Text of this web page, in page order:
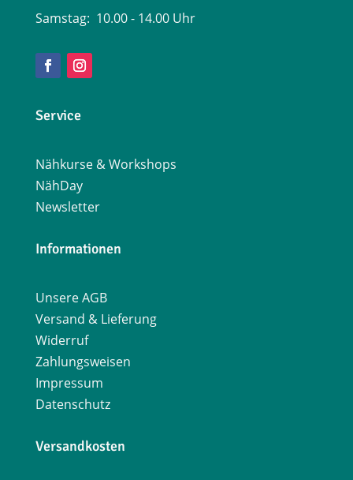
Samstag: 10.00 - 14.00 Uhr
Service
Nähkurse & Workshops
NähDay
Newsletter
Informationen
Unsere AGB
Versand & Lieferung
Widerruf
Zahlungsweisen
Impressum
Datenschutz
Versandkosten